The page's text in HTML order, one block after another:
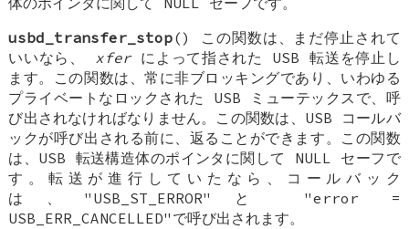
usbd_transfer_stop() この関数は、まだ停止されて
いいなら、 xferによって指された USB 転送を停止し
ます。この関数は、常に非ブロッキングであり、いわゆる
プライベートなロックされた USB ミューテックスで、呼
び出されなければなりません。この関数は、USB コールバ
ックが呼び出される前に、返ることができます。この関数
は、USB 転送構造体のポインタに関して NULL セーフで
す。転送が進行していたなら、コールバック
は、"USB_ST_ERROR"と "error =
USB_ERR_CANCELLED"で呼び出されます。